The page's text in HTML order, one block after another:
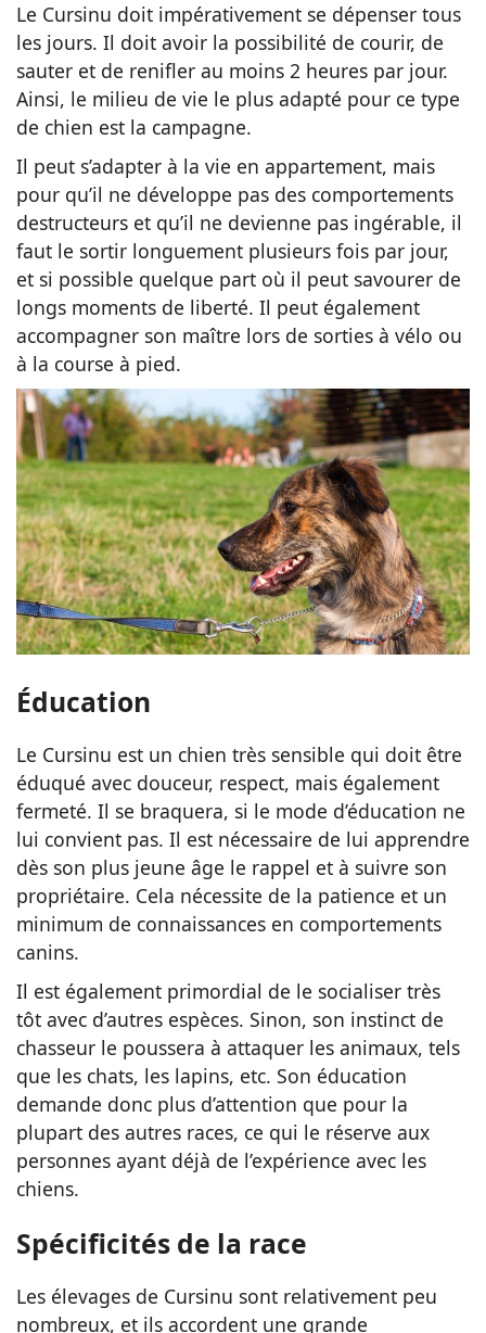
Le Cursinu doit impérativement se dépenser tous
les jours. Il doit avoir la possibilité de courir, de
sauter et de renifler au moins 2 heures par jour.
Ainsi, le milieu de vie le plus adapté pour ce type
de chien est la campagne.
Il peut s’adapter à la vie en appartement, mais
pour qu’il ne développe pas des comportements
destructeurs et qu’il ne devienne pas ingérable, il
faut le sortir longuement plusieurs fois par jour,
et si possible quelque part où il peut savourer de
longs moments de liberté. Il peut également
accompagner son maître lors de sorties à vélo ou
à la course à pied.
Éducation
Le Cursinu est un chien très sensible qui doit être
éduqué avec douceur, respect, mais également
fermeté. Il se braquera, si le mode d’éducation ne
lui convient pas. Il est nécessaire de lui apprendre
dès son plus jeune âge le rappel et à suivre son
propriétaire. Cela nécessite de la patience et un
minimum de connaissances en comportements
canins.
Il est également primordial de le socialiser très
tôt avec d’autres espèces. Sinon, son instinct de
chasseur le poussera à attaquer les animaux, tels
que les chats, les lapins, etc. Son éducation
demande donc plus d’attention que pour la
plupart des autres races, ce qui le réserve aux
personnes ayant déjà de l’expérience avec les
chiens.
Spécificités de la race
Les élevages de Cursinu sont relativement peu
nombreux, et ils accordent une grande